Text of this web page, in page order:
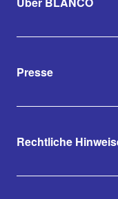
Presse
Rechtliche